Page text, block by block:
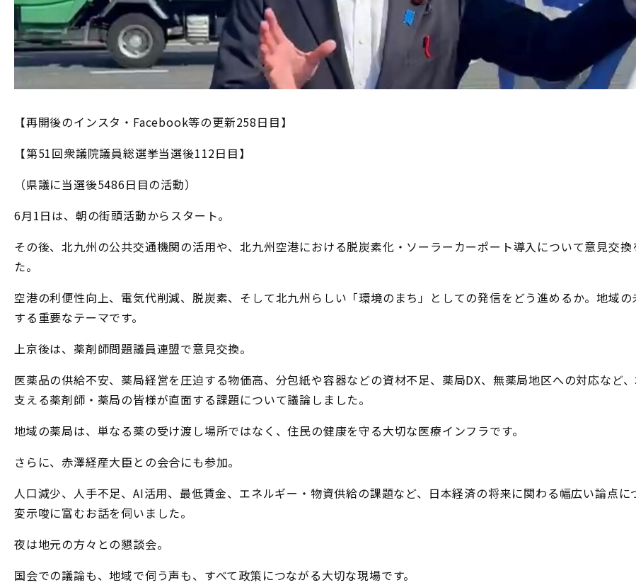
【再開後のインスタ・Facebook等の更新258日目】
【第51回衆議院議員総選挙当選後112日目】
（県議に当選後5486日目の活動）
6月1日は、朝の街頭活動からスタート。
その後、北九州の公共交通機関の活用や、北九州空港における脱炭素化・ソーラーカーポート導入について意見交換
た。
空港の利便性向上、電気代削減、脱炭素、そして北九州らしい「環境のまち」としての発信をどう進めるか。地域の
する重要なテーマです。
上京後は、薬剤師問題議員連盟で意見交換。
医薬品の供給不安、薬局経営を圧迫する物価高、分包紙や容器などの資材不足、薬局DX、無薬局地区への対応など
支える薬剤師・薬局の皆様が直面する課題について議論しました。
地域の薬局は、単なる薬の受け渡し場所ではなく、住民の健康を守る大切な医療インフラです。
さらに、赤澤経産大臣との会合にも参加。
人口減少、人手不足、AI活用、最低賃金、エネルギー・物資供給の課題など、日本経済の将来に関わる幅広い論点に
変示唆に富むお話を伺いました。
夜は地元の方々との懇談会。
国会での議論も、地域で伺う声も、すべて政策につながる大切な現場です。